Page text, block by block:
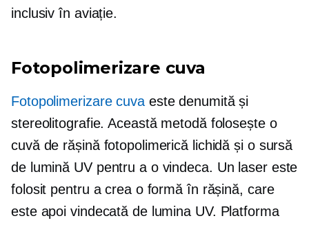
inclusiv în aviație.
Fotopolimerizare cuva
Fotopolimerizare cuvaeste denumită și
stereolitografie. Această metodă folosește o
cuvă de rășină fotopolimerică lichidă și o sursă
de lumină UV pentru a o vindeca. Un laser este
folosit pentru a crea o formă în rășină, care
este apoi vindecată de lumina UV. Platforma